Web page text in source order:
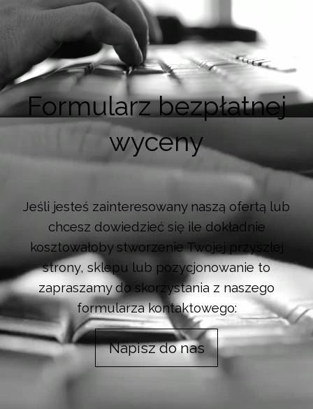
Formularz bezpłatnej
wyceny
Jeśli jesteś zainteresowany naszą ofertą lub
chcesz dowiedzieć się ile dokładnie
kosztowałoby stworzenie Twojej przyszłej
strony, sklepu lub pozycjonowanie to
zapraszamy do skorzystania z naszego
formularza kontaktowego:
Napisz do nas